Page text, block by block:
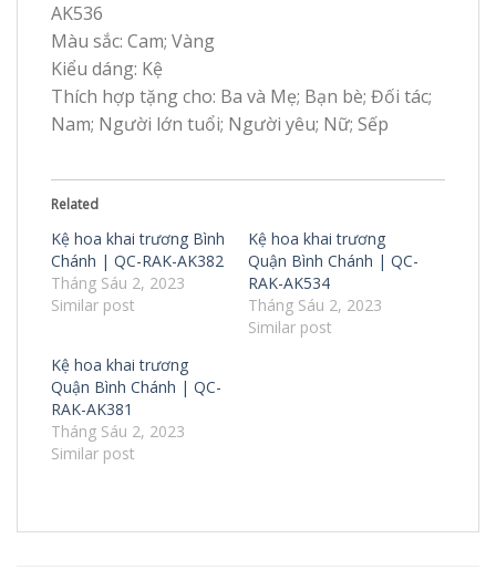
AK536
Màu sắc: Cam; Vàng
Kiểu dáng: Kệ
Thích hợp tặng cho: Ba và Mẹ; Bạn bè; Đối tác;
Nam; Người lớn tuổi; Người yêu; Nữ; Sếp
Related
Kệ hoa khai trương Bình
Chánh | QC-RAK-AK382
Tháng Sáu 2, 2023
Similar post
Kệ hoa khai trương
Quận Bình Chánh | QC-
RAK-AK534
Tháng Sáu 2, 2023
Similar post
Kệ hoa khai trương
Quận Bình Chánh | QC-
RAK-AK381
Tháng Sáu 2, 2023
Similar post